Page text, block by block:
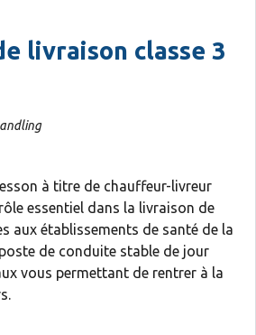
livraison classe 3
à titre de chauffeur-livreur
essentiel dans la livraison de
aux établissements de santé de la
de conduite stable de jour
vous permettant de rentrer à la